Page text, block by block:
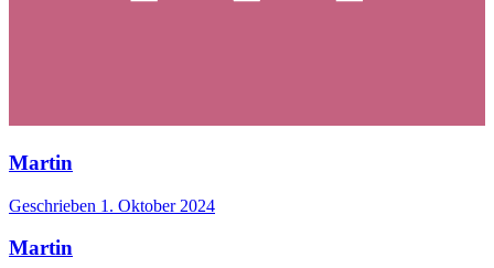
Martin
Geschrieben 1. Oktober 2024
Martin